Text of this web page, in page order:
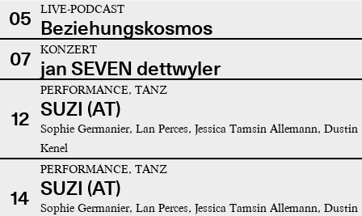
05 LIVE-PODCAST
Beziehungskosmos
07
KONZERT
jan SEVEN dettwyler
12
PERFORMANCE, TANZ
SUZI (AT)
Sophie Germanier, Lan Perces, Jessica Tamsin Allemann, Dustin
Kenel
14
PERFORMANCE, TANZ
SUZI (AT)
Sophie Germanier, Lan Perces, Jessica Tamsin Allemann, Dustin